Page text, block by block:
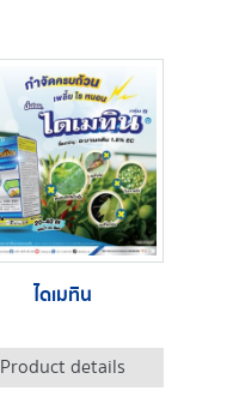
ไดเมทิน
Product details